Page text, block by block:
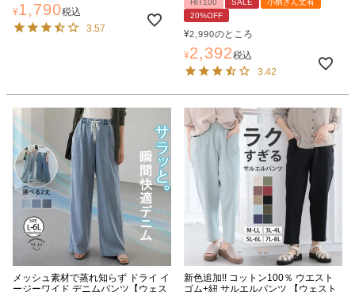
¥1,790税込
3.57
HIT100 SALE
小柄さん丈有
20%OFF
¥2,990のところ
¥2,392税込
3.42
メッシュ素材で蒸れ知らず ドライ イ
ージーワイド デニムパンツ【ウェス
新色追加!! コットン100％ ウエスト
ゴム+紐 サルエルパンツ 【ウェスト